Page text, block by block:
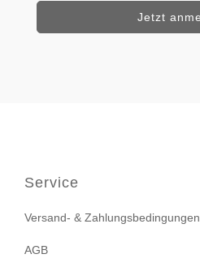
Service
Versand- & Zahlungsbedingungen
AGB